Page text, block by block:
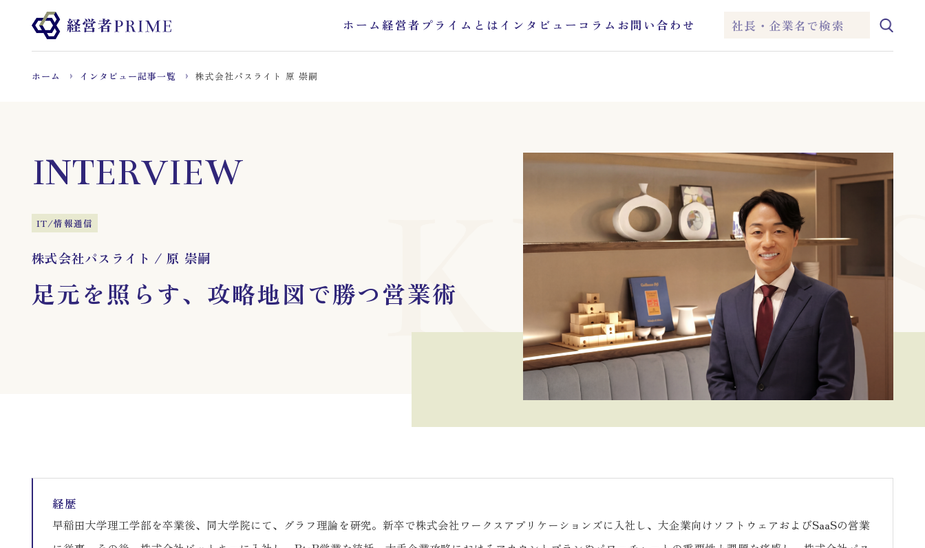
ホーム 経営者プライムとは インタビュー コラム お問い合わせ
ホーム インタビュー記事一覧 株式会社パスライト 原 崇嗣
INTERVIEW
IT/情報通信
株式会社パスライト / 原 崇嗣
足元を照らす、攻略地図で勝つ営業術
経歴
早稲田大学理工学部を卒業後、同大学院にて、グラフ理論を研究。新卒で株式会社ワークスアプリケーションズに入社し、大企業向けソフトウェアおよびSaaSの営業